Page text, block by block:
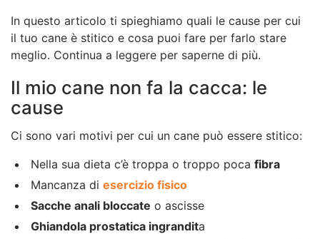
In questo articolo ti spieghiamo quali le cause per cui
il tuo cane è stitico e cosa puoi fare per farlo stare
meglio. Continua a leggere per saperne di più.
Il mio cane non fa la cacca: le
cause
Ci sono vari motivi per cui un cane può essere stitico:
Nella sua dieta c’è troppa o troppo poca fibra
Mancanza di esercizio fisico
Sacche anali bloccate o ascisse
Ghiandola prostatica ingrandita